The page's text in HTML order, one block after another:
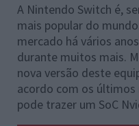
A Nintendo Switch é,
mais popular do
mercado há vários
durante muitos mais.
nova versão deste
acordo com os últimos
pode trazer um SoC